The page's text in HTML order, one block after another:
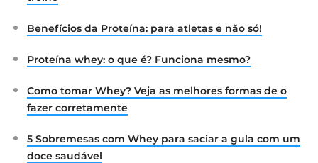
Benefícios da Proteína: para atletas e não só!
Proteína whey: o que é? Funciona mesmo?
Como tomar Whey? Veja as melhores formas de o
fazer corretamente
5 Sobremesas com Whey para saciar a gula com um
doce saudável